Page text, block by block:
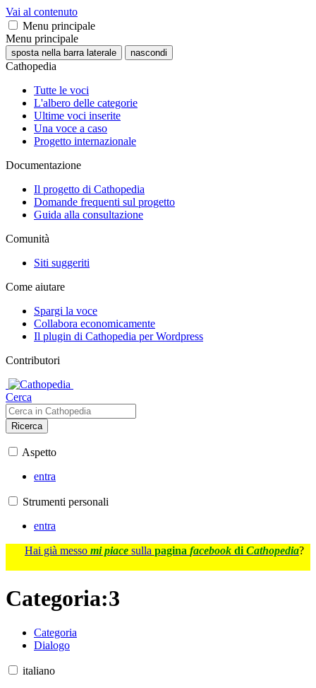
Vai al contenuto
Menu principale
Menu principale
sposta nella barra laterale nascondi
Cathopedia
Tutte le voci
L'albero delle categorie
Ultime voci inserite
Una voce a caso
Progetto internazionale
Documentazione
Il progetto di Cathopedia
Domande frequenti sul progetto
Guida alla consultazione
Comunità
Siti suggeriti
Come aiutare
Spargi la voce
Collabora economicamente
Il plugin di Cathopedia per Wordpress
Contributori
Cerca
Ricerca
Aspetto
entra
Strumenti personali
entra
Hai già messo mi piace sulla pagina facebook di Cathopedia?
Categoria:3
Categoria
Dialogo
italiano